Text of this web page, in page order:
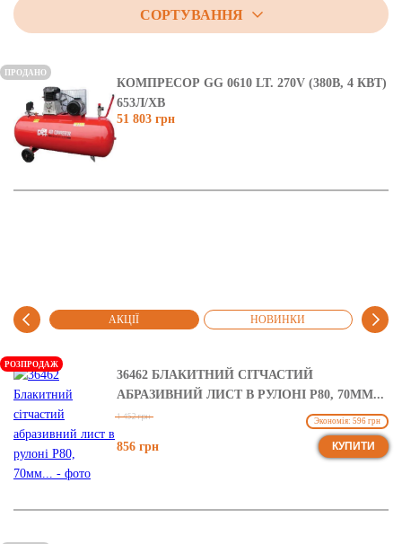
СОРТУВАННЯ
КОМПРЕСОР GG 0610 LT. 270V (380В, 4 КВТ)
653Л/ХВ
51 803 грн
ПРОДАНО
АКЦІЇ НОВИНКИ
36462 БЛАКИТНИЙ СІТЧАСТИЙ
АБРАЗИВНИЙ ЛИСТ В РУЛОНІ Р80, 70ММ...
1 452 грн Экономія: 596 грн
856 грн КУПИТИ
РОЗПРОДАЖ